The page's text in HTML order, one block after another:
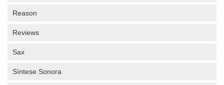
Reason
Reviews
Sax
Síntese Sonora